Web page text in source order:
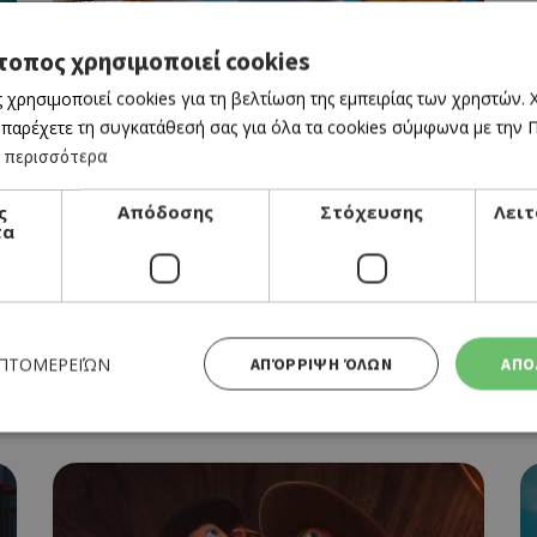
CINEMA
ARGOANAUTS
02/03/2023 - 08/03/2023
BED REST
02/03/2023 - 08/03/2023
χρησιμοποιεί cookies
cookies για τη βελτίωση της εμπειρίας των χρηστών.
τη συγκατάθεσή σας για όλα τα cookies σύμφωνα με την
Απόδοσης Στόχευσης
ΑΠΌΡΡΙΨΗ ΌΛΩΝ
Απολύτως απαραίτητα Στόχευσης Λειτουργικότητας
επιτρέπουν βασικές λειτουργίες του ιστότοπου, όπως τη σύνδεση χρήστη και τη